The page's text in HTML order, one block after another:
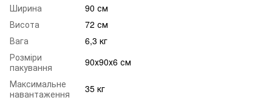
Ширина
90 см
Висота
72 см
Вага
6,3 кг
Розміри
пакування
90х90х6 см
Максимальне
навантаження
35 кг